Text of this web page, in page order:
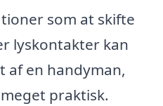
som at skifte
lyskontakter kan
en handyman,
praktisk.